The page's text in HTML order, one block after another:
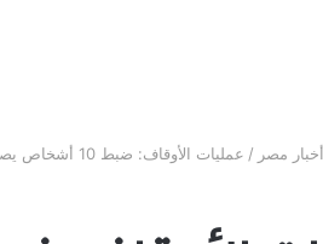
أخبار مصر / عمليات الأوقاف: ضبط 10 أشخاص يصلون التراويح أسفل عمارة